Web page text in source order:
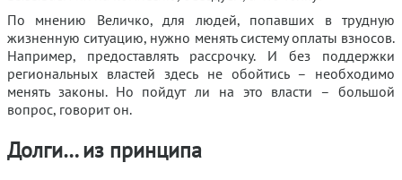
По мнению Величко, для людей, попавших в трудную
жизненную ситуацию, нужно менять систему оплаты взносов.
Например, предоставлять рассрочку. И без поддержки
региональных властей здесь не обойтись – необходимо
менять законы. Но пойдут ли на это власти – большой
вопрос, говорит он.
Долги… из принципа